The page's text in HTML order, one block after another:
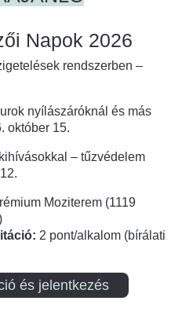
Napok 2026
rendszerben –
nyílászáróknál és más
október 15.
– tűzvédelem
Moziterem (1119
2 pont/alkalom (bírálati
és jelentkezés